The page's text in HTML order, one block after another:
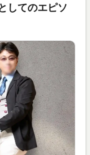
してのエピソ